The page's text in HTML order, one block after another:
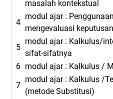
masalah kontekstual
4
modul ajar :
mengevaluasi keputusan
5
modul ajar : Kalkulus/
sifat-sifatnya
6 modul ajar : Kalkulus /
7
modul ajar : Kalkulus /
(metode Substitusi)